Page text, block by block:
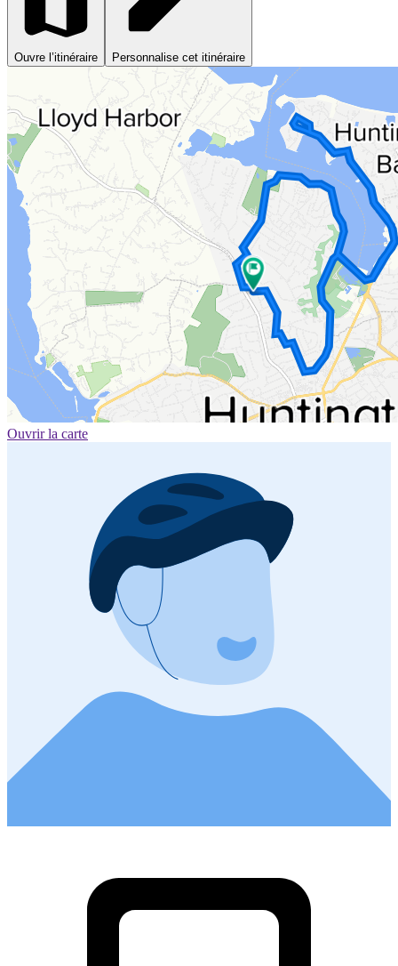
Ouvre l’itinéraire Personnalise cet itinéraire
Ouvrir la carte